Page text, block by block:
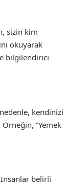
sizin kim
okuyarak
bilgilendirici
kendinizi
Örneğin, “Yemek
belirli